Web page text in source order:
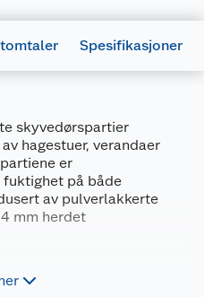
Spesifikasjoner
skyvedørspartier
hagestuer, verandaer
er
på både
av pulverlakkerte
mm herdet
4743142029893
111846